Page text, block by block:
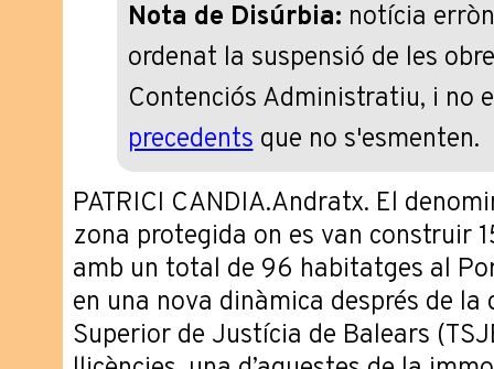
Nota de Disúrbia: notícia
ordenat la suspensió de les
Contenciós Administratiu, i no
precedentsque no s'esmenten.
PATRICI CANDIA.Andratx. El
zona protegida on es van construir
amb un total de 96 habitatges al
en una nova dinàmica després de la
Superior de Justícia de Balears